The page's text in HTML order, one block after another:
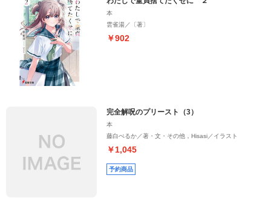
本
雲雀湯／〔著〕
￥902
完全解呪のプリースト（3）
本
藤白ぺるか／著・文・その他，Hisasi／イラスト
￥1,045
予約商品